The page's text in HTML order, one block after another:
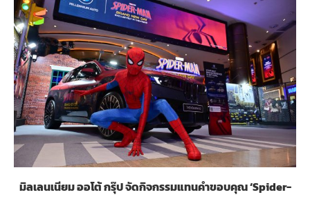
มิลเลนเนียม ออโต้ กรุ๊ป จัดกิจกรรมแทนคำขอบคุณ ‘Spider-